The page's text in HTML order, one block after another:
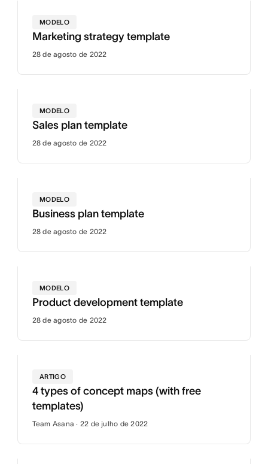
MODELO
Marketing strategy template
28 de agosto de 2022
MODELO
Sales plan template
28 de agosto de 2022
MODELO
Business plan template
28 de agosto de 2022
MODELO
Product development template
28 de agosto de 2022
ARTIGO
4 types of concept maps (with free
templates)
Team Asana · 22 de julho de 2022